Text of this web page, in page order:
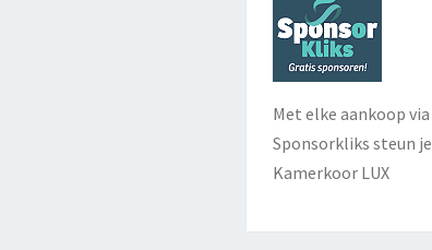
Met elke aankoop via
Sponsorkliks steun je
Kamerkoor LUX